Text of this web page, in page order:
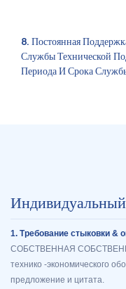
8. Постоянная
Службы Технической
Периода И Срока
1. Требование стыковки &
СОБСТВЕННАЯ
технико -экономического
предложение и цитата.